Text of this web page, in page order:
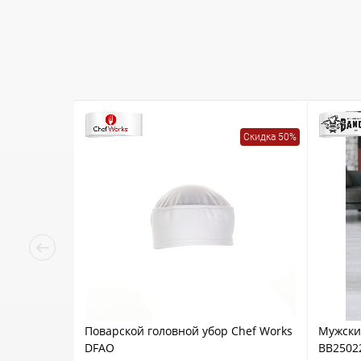
Скидка 50%
Поварской головной убор Chef Works
DFAO